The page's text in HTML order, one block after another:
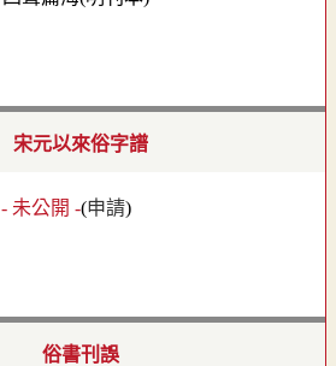
宋元以來俗字譜
- 未公開 -(申請)
俗書刊誤